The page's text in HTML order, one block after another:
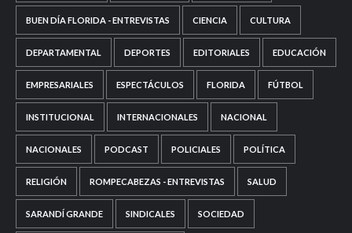
BUEN DÍA FLORIDA - ENTREVISTAS CIENCIA CULTURA
DEPARTAMENTAL DEPORTES EDITORIALES EDUCACIÓN
EMPRESARIALES ESPECTÁCULOS FLORIDA FÚTBOL
INSTITUCIONAL INTERNACIONALES NACIONAL
NACIONALES PODCAST POLICIALES POLÍTICA
RELIGIÓN ROMPECABEZAS - ENTREVISTAS SALUD
SARANDÍ GRANDE SINDICALES SOCIEDAD